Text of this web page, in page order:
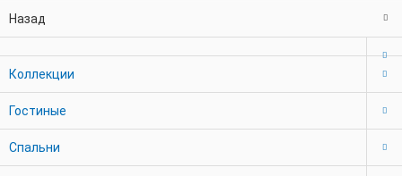
Назад
Коллекции
Гостиные
Спальни